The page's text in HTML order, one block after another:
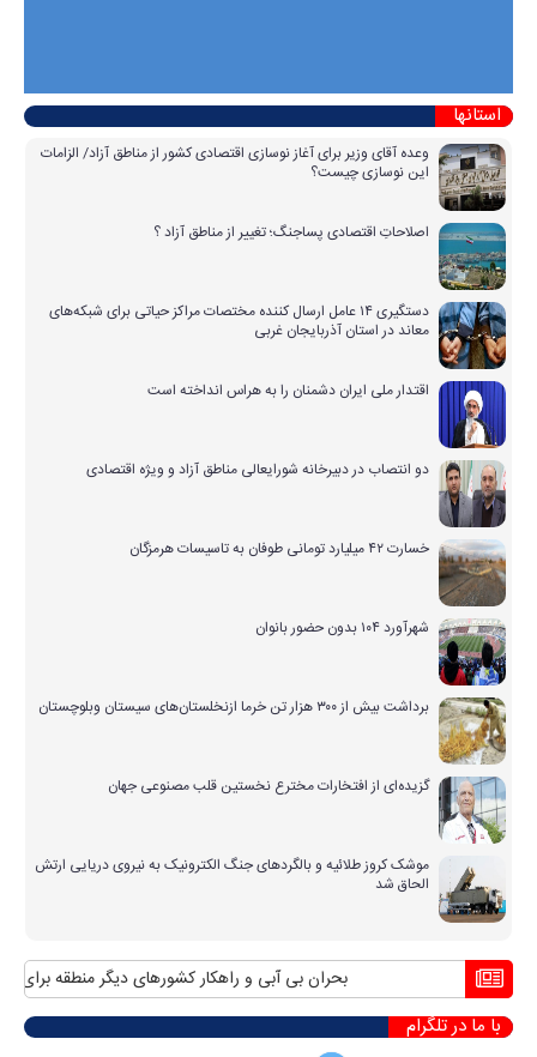
استانها
وعده آقای وزیر برای آغاز نوسازی اقتصادی کشور از مناطق آزاد/ الزامات
این نوسازی چیست؟
اصلاحاتِ اقتصادی پساجنگ؛ تغییر از مناطق آزاد ؟
دستگیری ۱۴ عامل ارسال کننده مختصات مراکز حیاتی برای شبکه‌های
معاند در استان آذربایجان غربی
اقتدار ملی ایران دشمنان را به هراس انداخته است
دو انتصاب در دبیرخانه شورایعالی مناطق آزاد و ویژه اقتصادی
خسارت ۴۲ میلیارد تومانی طوفان به تاسیسات هرمزگان
شهرآورد ۱۰۴ بدون حضور بانوان
برداشت بیش از ۳۰۰ هزار تن خرما ازنخلستان‌های سیستان وبلوچستان
گزیده‌ای از افتخارات مخترع نخستین قلب مصنوعی جهان
موشک کروز طلائیه و بالگردهای جنگ الکترونیک به نیروی دریایی ارتش
الحاق شد
بحران بی آبی و راهکار کشورهای دیگر منطقه برای
با ما در تلگرام